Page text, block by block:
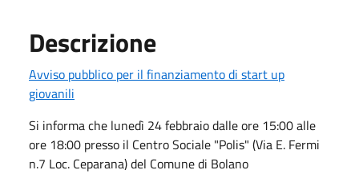
Descrizione
Avviso pubblico per il finanziamento di start up
giovanili
Si informa che lunedì 24 febbraio dalle ore 15:00 alle
ore 18:00 presso il Centro Sociale "Polis" (Via E. Fermi
n.7 Loc. Ceparana) del Comune di Bolano